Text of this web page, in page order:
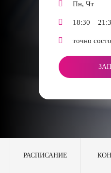
Пн, Чт
18:30 –
точно
РАСПИСАНИЕ